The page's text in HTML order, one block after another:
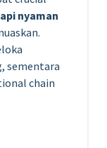
nyaman
sementara
chain